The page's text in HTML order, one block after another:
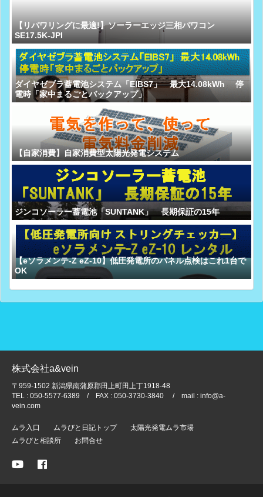
【リパワリングに最適!】ソーラーエッジ三相パワコン
SE17.5K-JPI
ダイヤゼブラ蓄電池システム「EIBS7」 最大14.08kWh 停
電時「家中まるごとバックアップ」
【自家消費】自家消費型太陽光発電システム
ジンコソーラー蓄電池「SUNTANK」 長期保証の15年
【eソラメンテ-Z eZ-10】低圧発電所のパネル点検はこれ1台で
OK
株式会社a&vein
〒959-1502 新潟県南蒲原郡田上町田上丁1918-48
TEL : 050-5577-6389 / FAX : 050-3730-3840 / mail : info@a-
vein.com
ムラ入口 ムラびと日記トップ
太陽光発電ムラ市場
ムラびと相談所
お問合せ